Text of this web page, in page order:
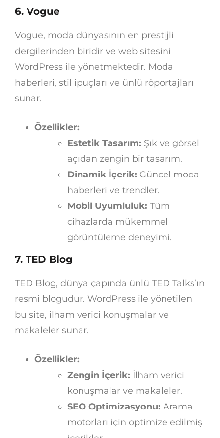
6. Vogue
Vogue, moda dünyasının en prestijli
dergilerinden biridir ve web sitesini
WordPress ile yönetmektedir. Moda
haberleri, stil ipuçları ve ünlü röportajları
sunar.
Özellikler:
Estetik Tasarım: Şık ve görsel
açıdan zengin bir tasarım.
Dinamik İçerik: Güncel moda
haberleri ve trendler.
Mobil Uyumluluk: Tüm
cihazlarda mükemmel
görüntüleme deneyimi.
7. TED Blog
TED Blog, dünya çapında ünlü TED Talks’ın
resmi blogudur. WordPress ile yönetilen
bu site, ilham verici konuşmalar ve
makaleler sunar.
Özellikler:
Zengin İçerik: İlham verici
konuşmalar ve makaleler.
SEO Optimizasyonu: Arama
motorları için optimize edilmiş